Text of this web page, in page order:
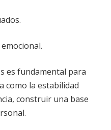
es fundamental para
como la estabilidad
construir una base